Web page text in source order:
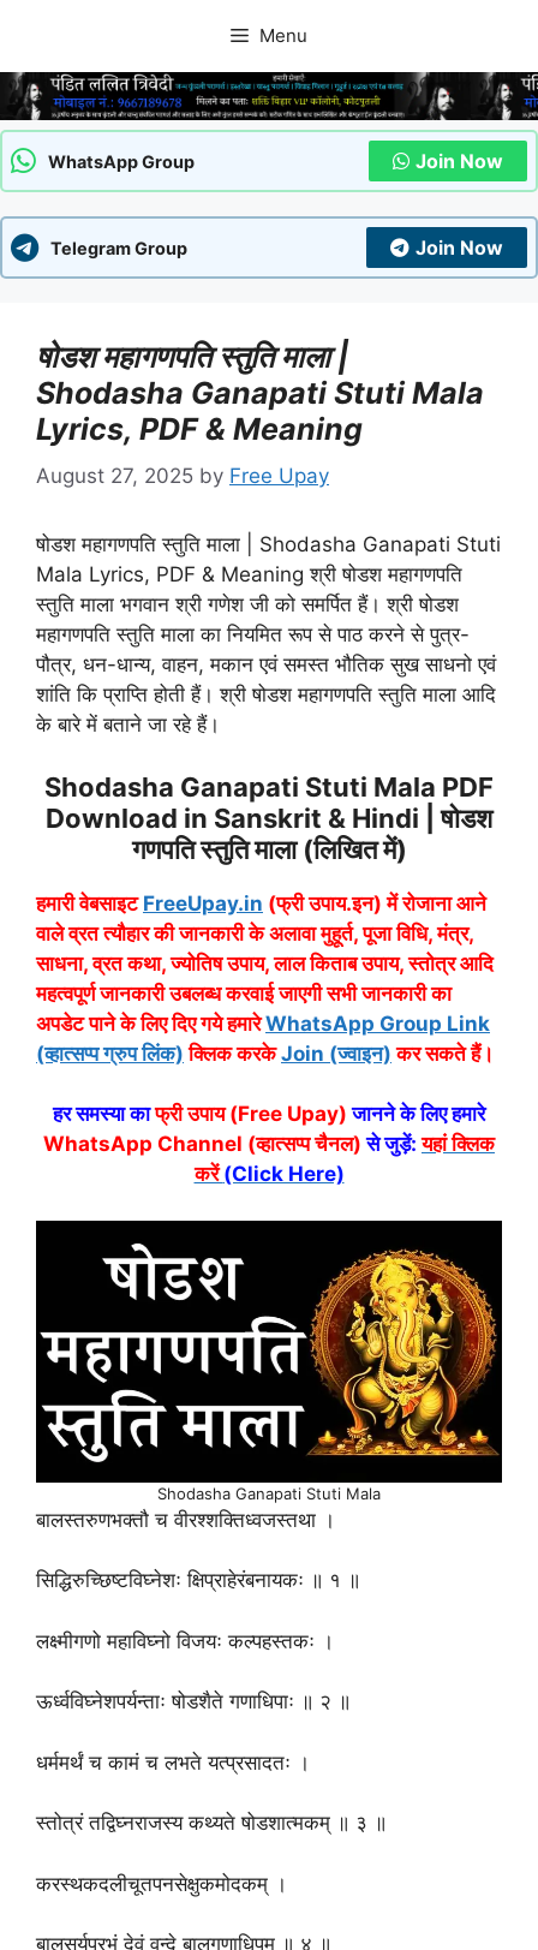
content
Menu
WhatsApp Group Join Now
Telegram Group Join Now
षोडश महागणपति स्तुति माला |
Shodasha Ganapati Stuti Mala
Lyrics, PDF & Meaning
August 27, 2025 by Free Upay
षोडश महागणपति स्तुति माला | Shodasha Ganapati Stuti
Mala Lyrics, PDF & Meaning श्री षोडश महागणपति
स्तुति माला भगवान श्री गणेश जी को समर्पित हैं। श्री षोडश
महागणपति स्तुति माला का नियमित रूप से पाठ करने से पुत्र-
पौत्र, धन-धान्य, वाहन, मकान एवं समस्त भौतिक सुख साधनो एवं
शांति कि प्राप्ति होती हैं। श्री षोडश महागणपति स्तुति माला आदि
के बारे में बताने जा रहे हैं।
Shodasha Ganapati Stuti Mala PDF
Download in Sanskrit & Hindi | षोडश
गणपति स्तुति माला (लिखित में)
हमारी वेबसाइट FreeUpay.in (फ्री उपाय.इन) में रोजाना आने
वाले व्रत त्यौहार की जानकारी के अलावा मुहूर्त, पूजा विधि, मंत्र,
साधना, व्रत कथा, ज्योतिष उपाय, लाल किताब उपाय, स्तोत्र आदि
महत्वपूर्ण जानकारी उबलब्ध करवाई जाएगी सभी जानकारी का
अपडेट पाने के लिए दिए गये हमारेWhatsApp Group Link
(व्हात्सप्प ग्रुप लिंक) क्लिक करकेJoin (ज्वाइन) कर सकते हैं।
हर समस्या काफ्री उपाय (Free Upay) जानने के लिए हमारे
WhatsApp Channel (व्हात्सप्प चैनल) से जुड़ें:यहां क्लिक
करें(Click Here)
Shodasha Ganapati Stuti Mala
बालस्तरुणभक्तौ च वीरश्शक्तिध्वजस्तथा ।
सिद्धिरुच्छिष्टविघ्नेशः क्षिप्राहेरंबनायकः ॥ १ ॥
लक्ष्मीगणो महाविघ्नो विजयः कल्पहस्तकः ।
ऊर्ध्वविघ्नेशपर्यन्ताः षोडशैते गणाधिपाः ॥ २ ॥
धर्ममर्थं च कामं च लभते यत्प्रसादतः ।
स्तोत्रं तद्विघ्नराजस्य कथ्यते षोडशात्मकम् ॥ ३ ॥
करस्थकदलीचूतपनसेक्षुकमोदकम् ।
बालसूर्यप्रभं देवं वन्दे बालगणाधिपम् ॥ ४ ॥